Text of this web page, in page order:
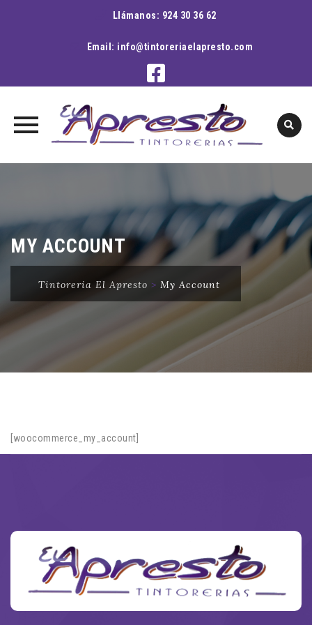
Llámanos: 924 30 36 62
Email: info@tintoreriaelapresto.com
MY ACCOUNT
Tintoreria El Apresto > My Account
[woocommerce_my_account]